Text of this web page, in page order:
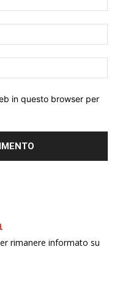
in questo browser per
rimanere informato su